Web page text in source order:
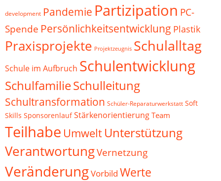
development Pandemie Partizipation PC-
Spende Persönlichkeitsentwicklung Plastik
Praxisprojekte Projektzeugnis Schulalltag
Schule im Aufbruch Schulentwicklung
SchulfamilieSchulleitung
Schultransformation Schüler-Reparaturwerkstatt Soft
Skills Sponsorenlauf Stärkenorientierung Team
Teilhabe Umwelt Unterstützung
VerantwortungVernetzung
VeränderungVorbild Werte